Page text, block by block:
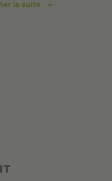
la suite